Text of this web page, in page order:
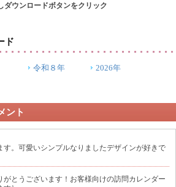
ダウンロードボタンをクリック
ド
令和８年
2026年
ント
す。可愛いシンプルなりましたデザインが好きで
とうございます！お客様向けの訪問カレンダー